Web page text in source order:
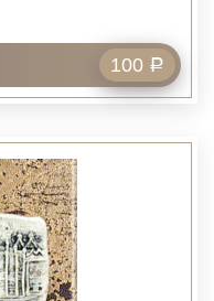
100 Р